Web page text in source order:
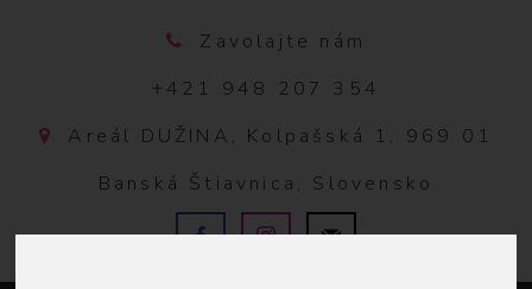
Zavolajte nám
+421 948 207 354
Areál DUŽINA, Kolpašská 1, 969 01
Banská Štiavnica, Slovensko